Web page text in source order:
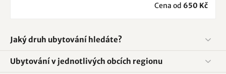
Cena od 650 Kč
Jaký druh ubytování hledáte?
Ubytování v jednotlivých obcích regionu